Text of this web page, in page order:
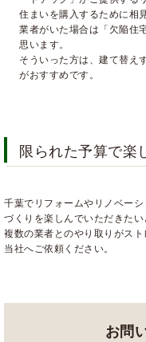
住まいを購入するために相
業者がいた場合は「欠陥住
思います。
そういった方は、建て替え
がおすすめです。
限られた予算で楽
千葉でリフォームやリノベー
づくりを楽しんでいただきたい
複数の業者とのやり取りがス
当社へご依頼ください。
お問